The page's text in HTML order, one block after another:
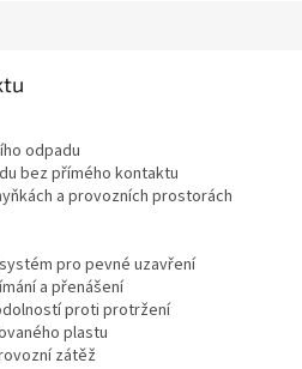
odpadu
bez přímého kontaktu
a provozních prostorách
pro pevné uzavření
a přenášení
proti protržení
plastu
zátěž